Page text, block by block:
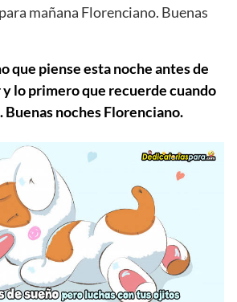
mañana Florenciano. Buenas
que piense esta noche antes de
lo primero que recuerde cuando
Buenas noches Florenciano.